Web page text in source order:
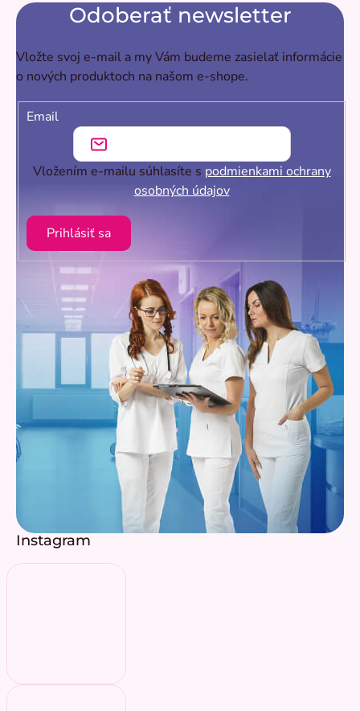
Odoberať newsletter
Vložte svoj e-mail a my Vám budeme zasielať informácie
o nových produktoch na našom e-shope.
Email
Vložením e-mailu súhlasíte s podmienkami ochrany
osobných údajov
Prihlásiť sa
Instagram